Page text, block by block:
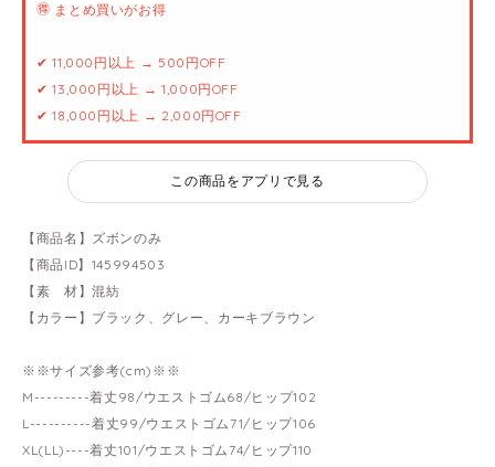
🉐 まとめ買いがお得
✔ 11,000円以上 → 500円OFF
✔ 13,000円以上 → 1,000円OFF
✔ 18,000円以上 → 2,000円OFF
この商品をアプリで見る
【商品名】ズボンのみ
【商品ID】145994503
【素 材】混紡
【カラー】ブラック、グレー、カーキブラウン
※※サイズ参考(cm)※※
M---------着丈98/ウエストゴム68/ヒップ102
L----------着丈99/ウエストゴム71/ヒップ106
XL(LL)----着丈101/ウエストゴム74/ヒップ110